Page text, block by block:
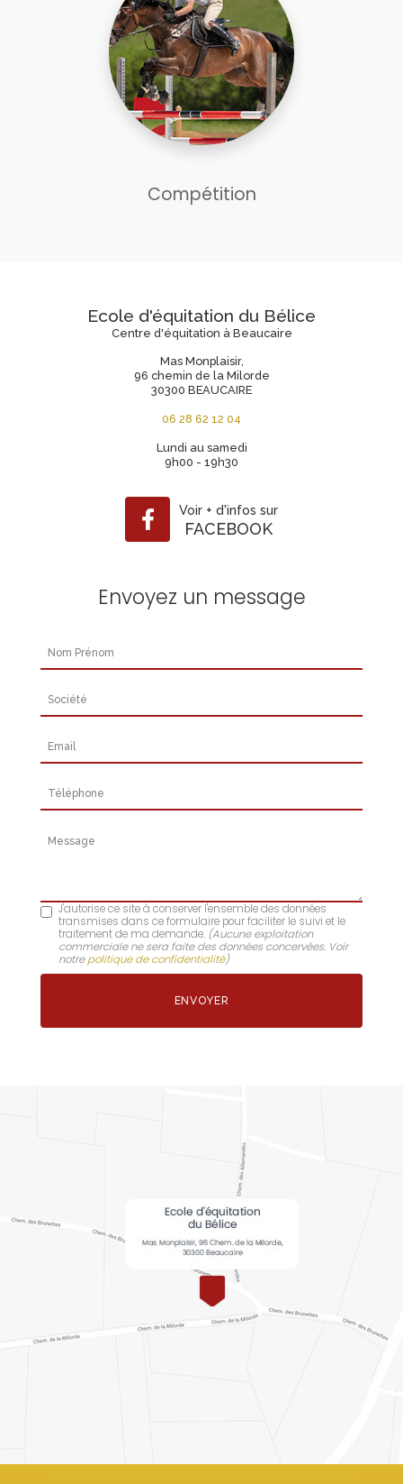
Compétition
Ecole d'équitation du Bélice
Centre d'équitation à Beaucaire
Mas Monplaisir,
96 chemin de la Milorde
30300 BEAUCAIRE
06 28 62 12 04
Lundi au samedi
9h00 - 19h30
Voir + d'infos sur
FACEBOOK
Envoyez un message
Nom Prénom
Société
Email
Téléphone
Message
J'autorise ce site à conserver l'ensemble des données
transmises dans ce formulaire pour faciliter le suivi et le
traitement de ma demande. (Aucune exploitation
commerciale ne sera faite des données concervées. Voir
notrepolitique de confidentialité)